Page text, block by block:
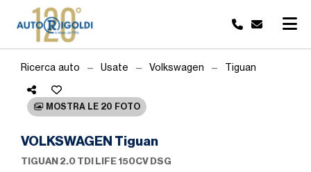
Ricerca auto Usate Volkswagen Tiguan
MOSTRA LE 20 FOTO
VOLKSWAGEN Tiguan
TIGUAN 2.0 TDI LIFE 150CV DSG